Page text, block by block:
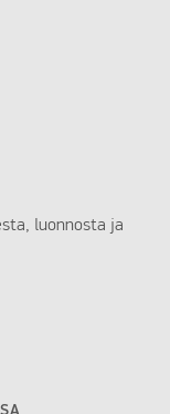
luonnosta ja